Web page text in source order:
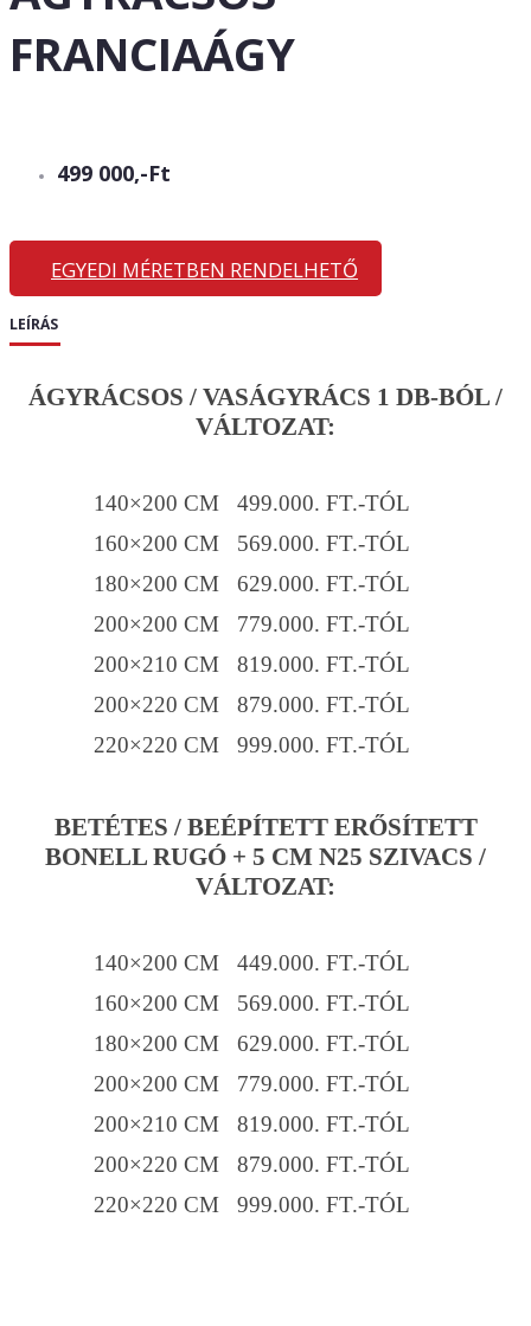
FRANCIAÁGY
499 000,-Ft
EGYEDI MÉRETBEN RENDELHETŐ
LEÍRÁS
ÁGYRÁCSOS / VASÁGYRÁCS 1 DB-BÓL /
VÁLTOZAT:
140×200 CM 499.000. FT.-TÓL
160×200 CM 569.000. FT.-TÓL
180×200 CM 629.000. FT.-TÓL
200×200 CM 779.000. FT.-TÓL
200×210 CM 819.000. FT.-TÓL
200×220 CM 879.000. FT.-TÓL
220×220 CM 999.000. FT.-TÓL
BETÉTES / BEÉPÍTETT ERŐSÍTETT
BONELL RUGÓ + 5 CM N25 SZIVACS /
VÁLTOZAT:
140×200 CM 449.000. FT.-TÓL
160×200 CM 569.000. FT.-TÓL
180×200 CM 629.000. FT.-TÓL
200×200 CM 779.000. FT.-TÓL
200×210 CM 819.000. FT.-TÓL
200×220 CM 879.000. FT.-TÓL
220×220 CM 999.000. FT.-TÓL